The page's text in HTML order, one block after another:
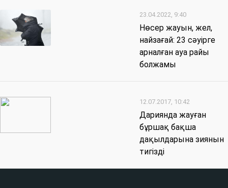
23.04.2022, 9:40
Нөсер жауын, жел,
найзағай: 23 сәуірге
арналған ауа райы
болжамы
12.07.2017, 10:42
Дариянда жауған
бұршақ бақша
дақылдарына зиянын
тигізді